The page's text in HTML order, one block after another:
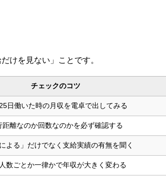
けを見ない」ことです。
チェックのコツ
日働いた時の月収を電卓で出してみる
距離なのか回数なのかを必ず確認する
による」だけでなく支給実績の有無を聞く
数ごとか一律かで年収が大きく変わる